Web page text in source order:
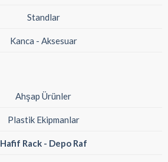
Standlar
Kanca - Aksesuar
Ahşap Ürünler
Plastik Ekipmanlar
Hafif Rack - Depo Raf